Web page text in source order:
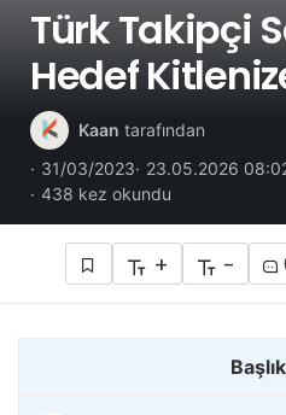
Türk Takipçi
Hedef
Kaan tarafından
31/03/2023
23.05.2026
438 kez okundu
+ -